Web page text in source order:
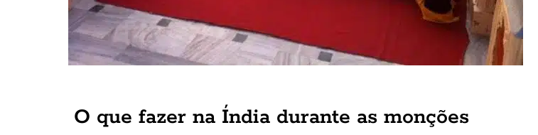
O que fazer na Índia durante as monções